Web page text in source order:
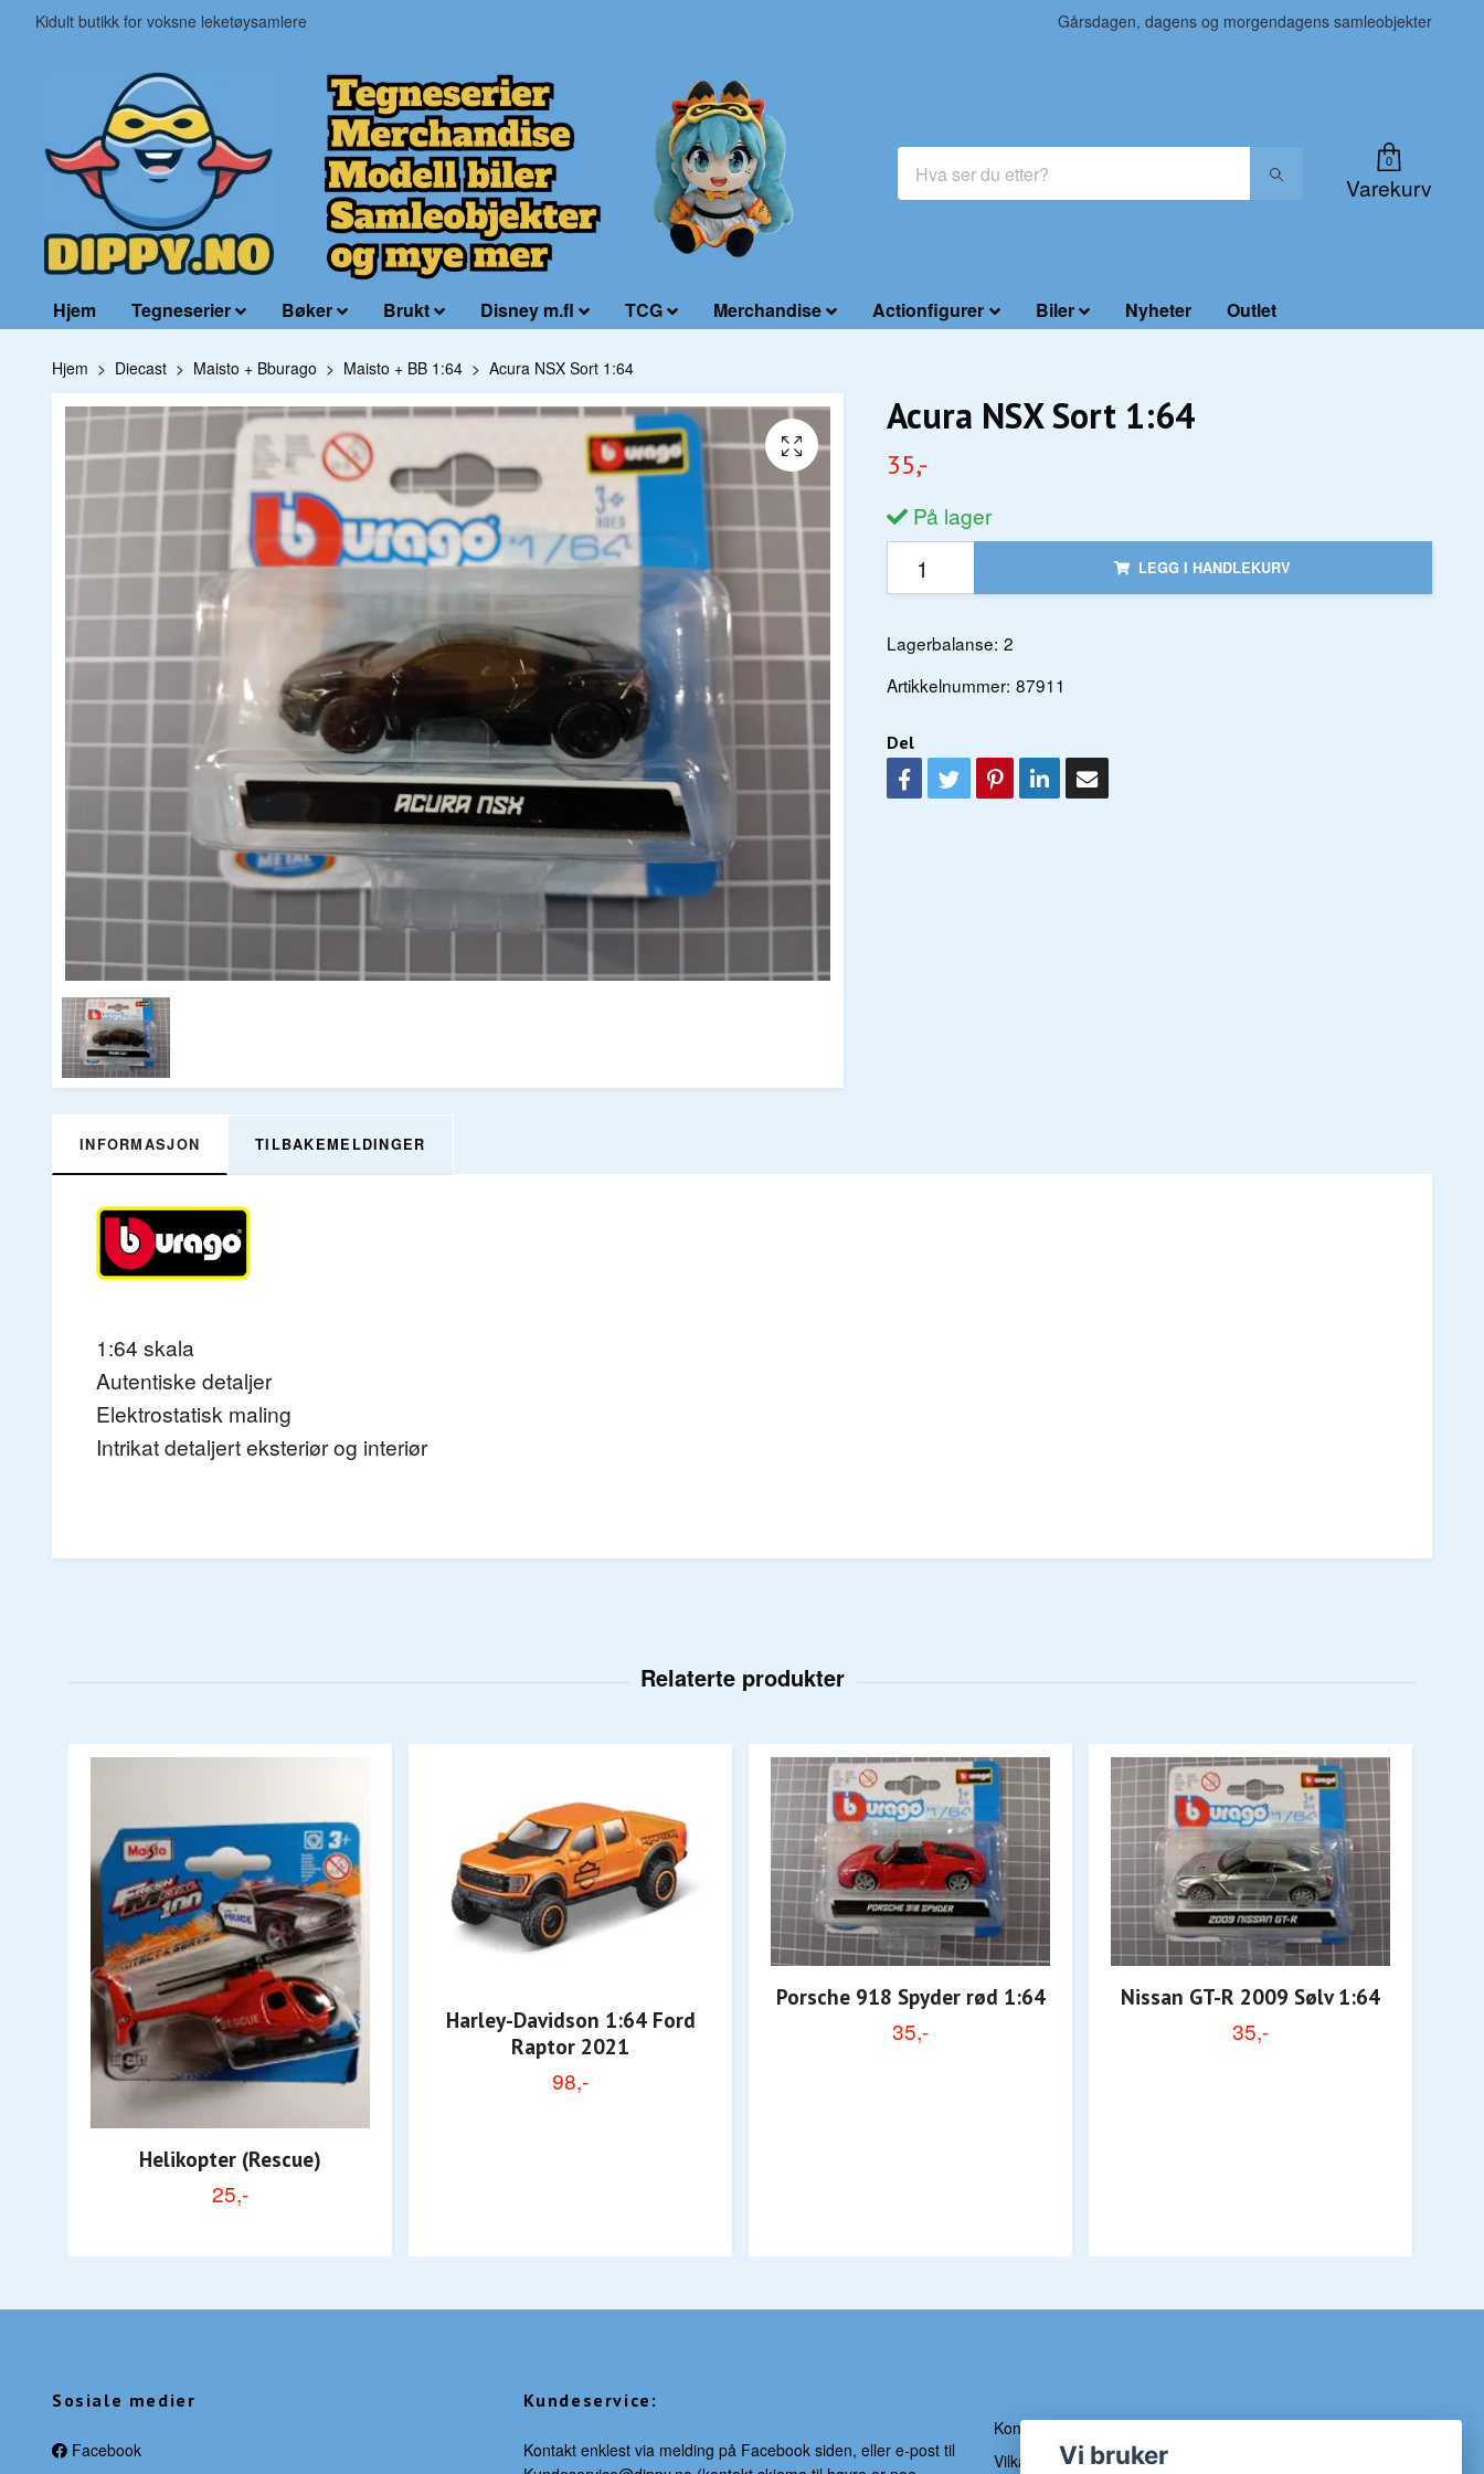
Kidult butikk for voksne leketøysamlere Gårsdagen, dagens og morgendagens samleobjekter
0
Varekurv
Hjem Tegneserier Bøker Brukt Disney m.fl TCG Merchandise Actionfigurer Biler Nyheter Outlet
Hjem Diecast Maisto + Bburago Maisto + BB 1:64 Acura NSX Sort 1:64
Acura NSX Sort 1:64
35,-
På lager
LEGG I HANDLEKURV
Lagerbalanse: 2
Artikkelnummer: 87911
Del
INFORMASJON TILBAKEMELDINGER
1:64 skala
Autentiske detaljer
Elektrostatisk maling
Intrikat detaljert eksteriør og interiør
Helikopter (Rescue)
25,-
Harley-Davidson 1:64 Ford
Raptor 2021
98,-
Porsche 918 Spyder rød 1:64
35,-
Nissan GT-R 2009 Sølv 1:64
35,-
Sosiale medier
Facebook
Kundeservice:
Kontakt enklest via melding på Facebook siden, eller e-post til
Kontakt
Vilkår og betingelser
Vi bruker